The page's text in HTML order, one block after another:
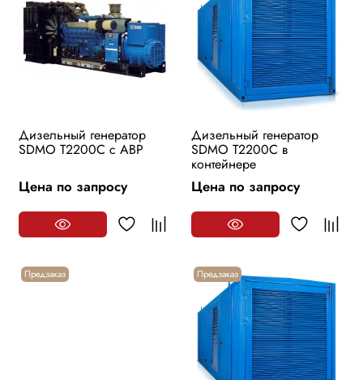
Дизельный генератор
SDMO T2200C с АВР
Цена по запросу
Дизельный генератор
SDMO T2200C в
контейнере
Цена по запросу
Предзаказ Предзаказ